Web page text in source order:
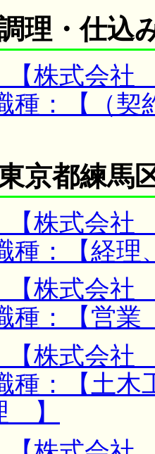
理・仕込
【株式会
種：【（契
京都練馬
【株式会
種：【経
【株式会
種：【営
【株式会
種：【土木
】